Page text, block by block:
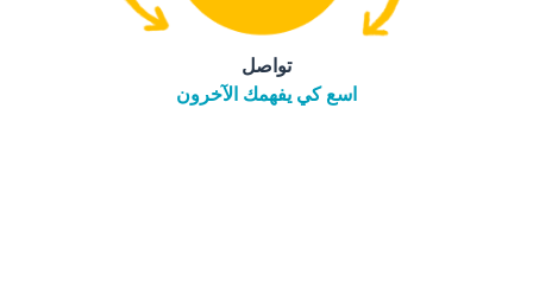
تواصل
اسع كي يفهمك الآخرون